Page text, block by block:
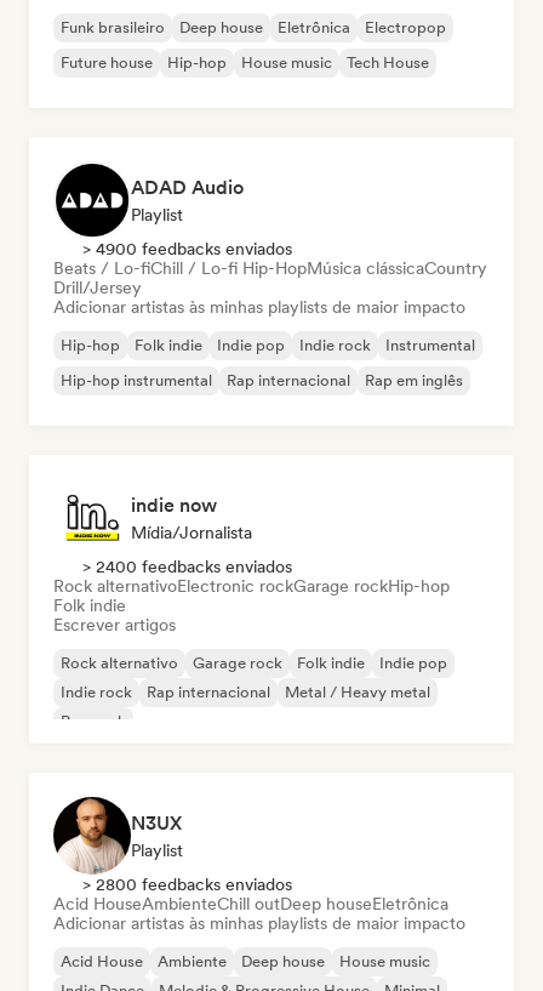
Funk brasileiro Deep house Eletrônica
Electropop
Future house
Hip-hop House music Tech House
ADAD Audio
Playlist
> 4900 feedbacks enviados
Beats / Lo-fiChill / Lo-fi Hip-HopMúsica clássicaCountry
Drill/Jersey
Adicionar artistas às minhas playlists de maior impacto
Hip-hop Folk indie Indie pop Indie rock
Instrumental
Hip-hop instrumental
Rap internacional Rap em inglês
indie now
Mídia/Jornalista
> 2400 feedbacks enviados
Rock alternativoElectronic rockGarage rockHip-hop
Folk indie
Escrever artigos
Rock alternativo Garage rock Folk indie
Indie pop
Indie rock
Rap internacional
Metal / Heavy metal
Pop rock
N3UX
Playlist
> 2800 feedbacks enviados
Acid HouseAmbienteChill outDeep houseEletrônica
Adicionar artistas às minhas playlists de maior impacto
Acid House Ambiente Deep house
House music